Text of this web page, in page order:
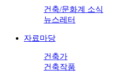
건축/문화계 소식
뉴스레터
자료마당
건축가
건축작품